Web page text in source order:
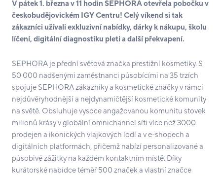
V pátek 1. března v 11 hodin SEPHORA otevřela pobočku v
českobudějovickém IGY Centru! Celý víkend si tak
zákazníci užívali exkluzivní nabídky, dárky k nákupu, školu
líčení, digitální diagnostiku pleti a další překvapení.
SEPHORA je přední světová značka prestižní kosmetiky. S
50 000 nadšenými zaměstnanci působícími na 35 trzích
spojuje SEPHORA zákazníky a kosmetické značky v rámci
nejdůvěryhodnější a nejdynamičtější kosmetické komunity
na světě. Obsluhuje vysoce angažovanou komunitu stovek
milionů krásy v globální omnichannel síti více než 3000
prodejen a ikonických vlajkových lodí a v e-shopech a
digitálních platformách, přičemž nabízí personalizované a
působivé zážitky na každém kontaktním místě. Díky
kurátorské nabídce téměř 500 značek a vlastní značce